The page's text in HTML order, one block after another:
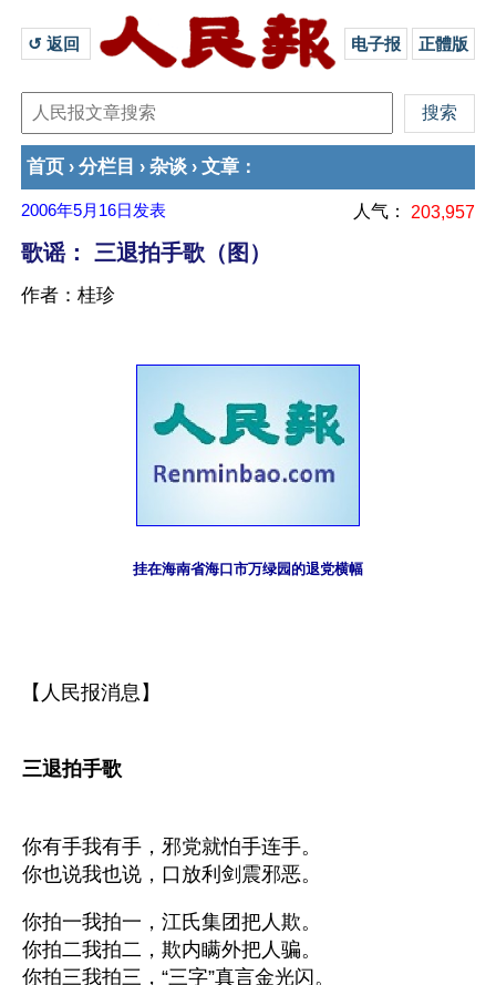
↺ 返回 电子报 正體版
首页 › 分栏目 › 杂谈 › 文章 ：
2006年5月16日 发表 人气： 203,957
歌谣： 三退拍手歌（图）
作者：桂珍
挂在海南省海口市万绿园的退党横幅
【人民报消息】
三退拍手歌
你有手我有手，邪党就怕手连手。
你也说我也说，口放利剑震邪恶。
你拍一我拍一，江氏集团把人欺。
你拍二我拍二，欺内瞒外把人骗。
你拍三我拍三，“三字”真言金光闪。